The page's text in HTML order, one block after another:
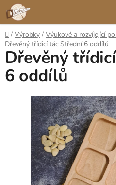
Přejít
na
obsah
Domů
/ Výrobky / Výukové a rozvíjející
Dřevěný třídicí tác Střední 6 oddílů
Dřevěný
6 oddílů